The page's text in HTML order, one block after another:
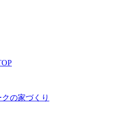
の家づくり